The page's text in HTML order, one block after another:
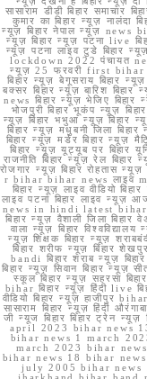
सासाराम डीडी बिहार समाचार
कुमार का बिहार न्यूज़ नालंदा
न्यूज़ बिहार नेपाल न्यूज़ news
न्यूज़ बिहार न्यूज़ पटना live
न्यूज़ पटना लाइव टुडे बिहार
lockdown 2022 पंचायत
न्यूज़ 25 फरवरी first bihar
बिहार न्यूज़ बेगूसराय बिहार
बक्सर बिहार न्यूज़ बारिश बिहार
news बिहार न्यूज़ भेजिए बिहार
भोजपुरी बिहार भूकंप न्यूज़
न्यूज़ बिहार भभुआ न्यूज़ बिहार
बिहार न्यूज़ मधुबनी जिला
बिहार न्यूज़ मर्डर बिहार न्यूज़
बिहार न्यूज़ यूट्यूब पर बिहार
राजनीति बिहार न्यूज़ रेल बिहार
रोजगार न्यूज़ बिहार रोहतास न्यूज़
r bihar bihar news लाइव
बिहार न्यूज़ लाइव वीडियो
लाइव पटना बिहार लाइव न्यूज़
news in hindi latest bihar
बिहार न्यूज़ वैशाली जिला बिहार
वाला न्यूज़ बिहार
न्यूज़ शिक्षक बिहार न्यूज़
बिहार शरीफ न्यूज़ बिहार
bandi बिहार शराब न्यूज़
बिहार न्यूज़ सिवान बिहार न्यूज़
स्कूल बिहार न्यूज़ सहरसा
bihar बिहार न्यूज़ हिंदी live
वीडियो बिहार न्यूज़ हाजीपुर
सासाराम बिहार न्यूज़ हिंदी
जी न्यूज बिहार बिहार ट्रेन
april 2023 bihar news
bihar news 1 march
march 2023 bihar
bihar news 18 bihar
july 2005 bihar news